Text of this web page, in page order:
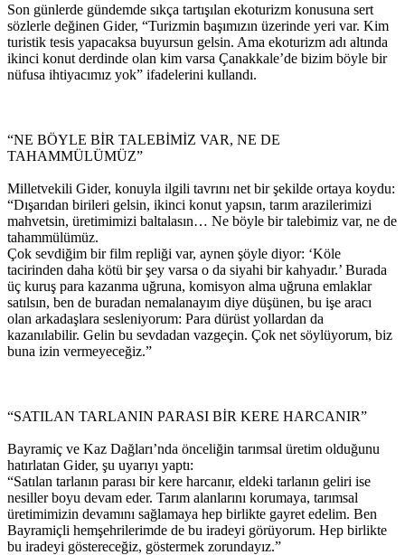
Son günlerde gündemde sıkça tartışılan ekoturizm konusuna sert
sözlerle değinen Gider, “Turizmin başımızın üzerinde yeri var. Kim
turistik tesis yapacaksa buyursun gelsin. Ama ekoturizm adı altında
ikinci konut derdinde olan kim varsa Çanakkale’de bizim böyle bir
nüfusa ihtiyacımız yok” ifadelerini kullandı.
“NE BÖYLE BİR TALEBİMİZ VAR, NE DE
TAHAMMÜLÜMÜZ”
Milletvekili Gider, konuyla ilgili tavrını net bir şekilde ortaya koydu:
“Dışarıdan birileri gelsin, ikinci konut yapsın, tarım arazilerimizi
mahvetsin, üretimimizi baltalasın… Ne böyle bir talebimiz var, ne de
tahammülümüz.
Çok sevdiğim bir film repliği var, aynen şöyle diyor: ‘Köle
tacirinden daha kötü bir şey varsa o da siyahi bir kahyadır.’ Burada
üç kuruş para kazanma uğruna, komisyon alma uğruna emlaklar
satılsın, ben de buradan nemalanayım diye düşünen, bu işe aracı
olan arkadaşlara sesleniyorum: Para dürüst yollardan da
kazanılabilir. Gelin bu sevdadan vazgeçin. Çok net söylüyorum, biz
buna izin vermeyeceğiz.”
“SATILAN TARLANIN PARASI BİR KERE HARCANIR”
Bayramiç ve Kaz Dağları’nda önceliğin tarımsal üretim olduğunu
hatırlatan Gider, şu uyarıyı yaptı:
“Satılan tarlanın parası bir kere harcanır, eldeki tarlanın geliri ise
nesiller boyu devam eder. Tarım alanlarını korumaya, tarımsal
üretimimizin devamını sağlamaya hep birlikte gayret edelim. Ben
Bayramiçli hemşehrilerimde de bu iradeyi görüyorum. Hep birlikte
bu iradeyi göstereceğiz, göstermek zorundayız.”